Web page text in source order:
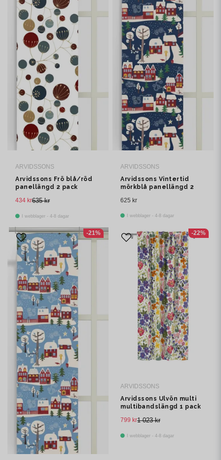
ARVIDSSONS
Arvidssons Frö blå/röd
panellängd 2 pack
635 kr
434 kr
I webblager - 4-8 dagar
ARVIDSSONS
Arvidssons Vintertid
mörkblå panellängd 2
625 kr
I webblager - 4-8 dagar
-21%
ARVIDSSONS
Arvidssons Ulvön multi
multibandslängd 1 pack
1 023 kr
799 kr
I webblager - 4-8 dagar
-22%